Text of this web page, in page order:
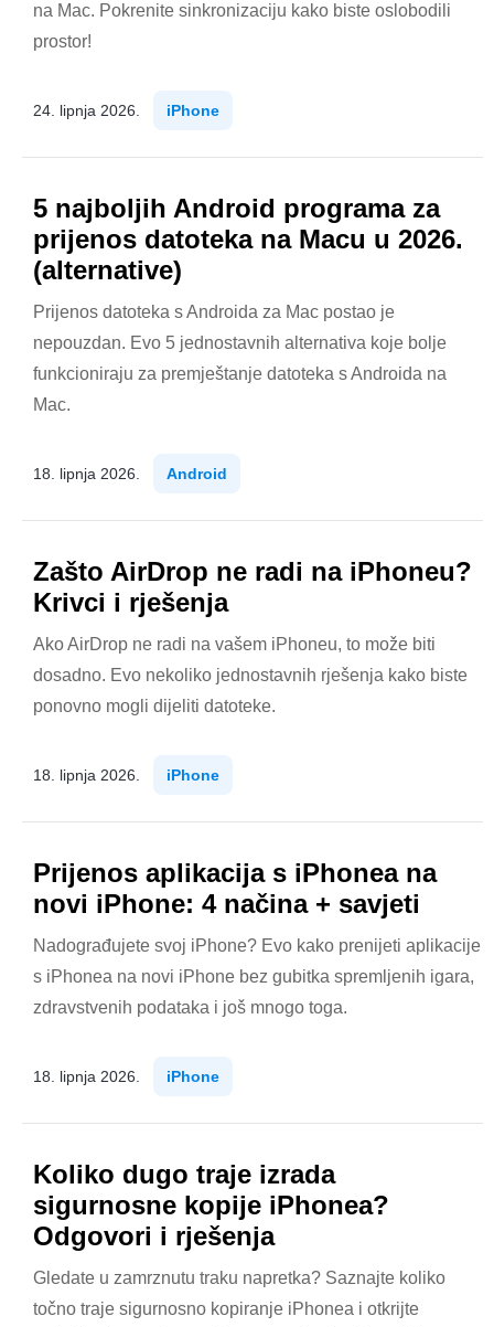
na Mac. Pokrenite sinkronizaciju kako biste oslobodili
prostor!
24. lipnja 2026. iPhone
5 najboljih Android programa za
prijenos datoteka na Macu u 2026.
(alternative)
Prijenos datoteka s Androida za Mac postao je
nepouzdan. Evo 5 jednostavnih alternativa koje bolje
funkcioniraju za premještanje datoteka s Androida na
Mac.
18. lipnja 2026. Android
Zašto AirDrop ne radi na iPhoneu?
Krivci i rješenja
Ako AirDrop ne radi na vašem iPhoneu, to može biti
dosadno. Evo nekoliko jednostavnih rješenja kako biste
ponovno mogli dijeliti datoteke.
18. lipnja 2026. iPhone
Prijenos aplikacija s iPhonea na
novi iPhone: 4 načina + savjeti
Nadograđujete svoj iPhone? Evo kako prenijeti aplikacije
s iPhonea na novi iPhone bez gubitka spremljenih igara,
zdravstvenih podataka i još mnogo toga.
18. lipnja 2026. iPhone
Koliko dugo traje izrada
sigurnosne kopije iPhonea?
Odgovori i rješenja
Gledate u zamrznutu traku napretka? Saznajte koliko
točno traje sigurnosno kopiranje iPhonea i otkrijte